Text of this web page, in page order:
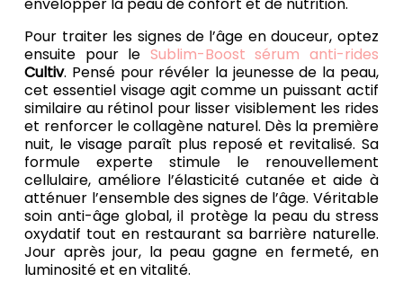
envelopper la peau de confort et de nutrition.
Pour traiter les signes de l’âge en douceur, optez
ensuite pour le Sublim-Boost sérum anti-rides
Cultiv. Pensé pour révéler la jeunesse de la peau,
cet essentiel visage agit comme un puissant actif
similaire au rétinol pour lisser visiblement les rides
et renforcer le collagène naturel. Dès la première
nuit, le visage paraît plus reposé et revitalisé. Sa
formule experte stimule le renouvellement
cellulaire, améliore l’élasticité cutanée et aide à
atténuer l’ensemble des signes de l’âge. Véritable
soin anti-âge global, il protège la peau du stress
oxydatif tout en restaurant sa barrière naturelle.
Jour après jour, la peau gagne en fermeté, en
luminosité et en vitalité.